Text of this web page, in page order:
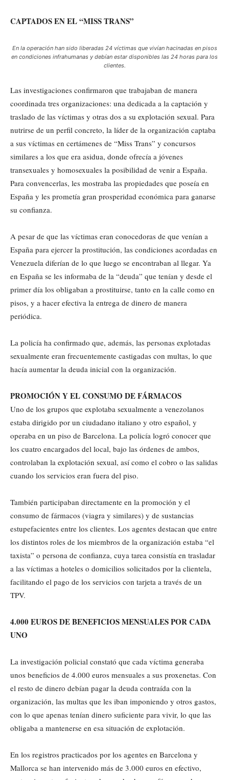
CAPTADOS EN EL “MISS TRANS”
En la operación han sido liberadas 24 víctimas que vivían hacinadas en pisos
en condiciones infrahumanas y debían estar disponibles las 24 horas para los
clientes.
Las investigaciones confirmaron que trabajaban de manera
coordinada tres organizaciones: una dedicada a la captación y
traslado de las víctimas y otras dos a su explotación sexual. Para
nutrirse de un perfil concreto, la líder de la organización captaba
a sus víctimas en certámenes de “Miss Trans” y concursos
similares a los que era asidua, donde ofrecía a jóvenes
transexuales y homosexuales la posibilidad de venir a España.
Para convencerlas, les mostraba las propiedades que poseía en
España y les prometía gran prosperidad económica para ganarse
su confianza.
A pesar de que las víctimas eran conocedoras de que venían a
España para ejercer la prostitución, las condiciones acordadas en
Venezuela diferían de lo que luego se encontraban al llegar. Ya
en España se les informaba de la “deuda” que tenían y desde el
primer día los obligaban a prostituirse, tanto en la calle como en
pisos, y a hacer efectiva la entrega de dinero de manera
periódica.
La policía ha confirmado que, además, las personas explotadas
sexualmente eran frecuentemente castigadas con multas, lo que
hacía aumentar la deuda inicial con la organización.
PROMOCIÓN Y EL CONSUMO DE FÁRMACOS
Uno de los grupos que explotaba sexualmente a venezolanos
estaba dirigido por un ciudadano italiano y otro español, y
operaba en un piso de Barcelona. La policía logró conocer que
los cuatro encargados del local, bajo las órdenes de ambos,
controlaban la explotación sexual, así como el cobro o las salidas
cuando los servicios eran fuera del piso.
También participaban directamente en la promoción y el
consumo de fármacos (viagra y similares) y de sustancias
estupefacientes entre los clientes. Los agentes destacan que entre
los distintos roles de los miembros de la organización estaba “el
taxista” o persona de confianza, cuya tarea consistía en trasladar
a las víctimas a hoteles o domicilios solicitados por la clientela,
facilitando el pago de los servicios con tarjeta a través de un
TPV.
4.000 EUROS DE BENEFICIOS MENSUALES POR CADA
UNO
La investigación policial constató que cada víctima generaba
unos beneficios de 4.000 euros mensuales a sus proxenetas. Con
el resto de dinero debían pagar la deuda contraída con la
organización, las multas que les iban imponiendo y otros gastos,
con lo que apenas tenían dinero suficiente para vivir, lo que las
obligaba a mantenerse en esa situación de explotación.
En los registros practicados por los agentes en Barcelona y
Mallorca se han intervenido más de 3.000 euros en efectivo,